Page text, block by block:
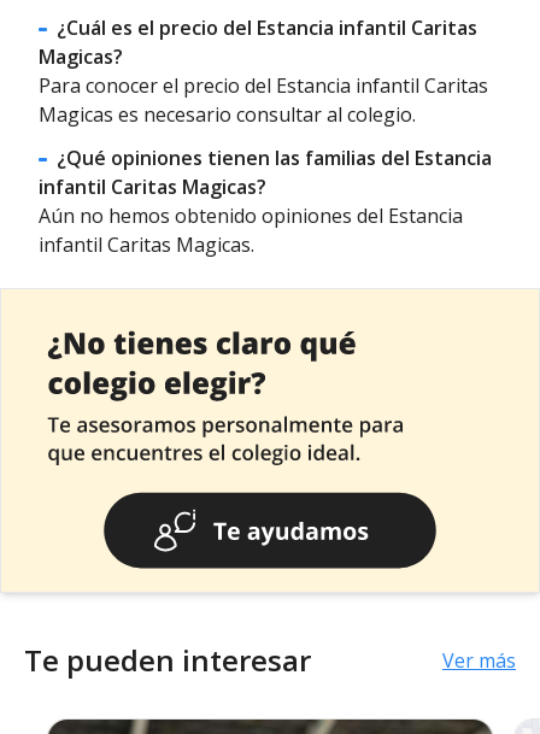
¿Cuál es el precio del Estancia infantil Caritas
Magicas?
Para conocer el precio del Estancia infantil Caritas
Magicas es necesario consultar al colegio.
¿Qué opiniones tienen las familias del Estancia
infantil Caritas Magicas?
Aún no hemos obtenido opiniones del Estancia
infantil Caritas Magicas.
Te pueden interesar Ver más